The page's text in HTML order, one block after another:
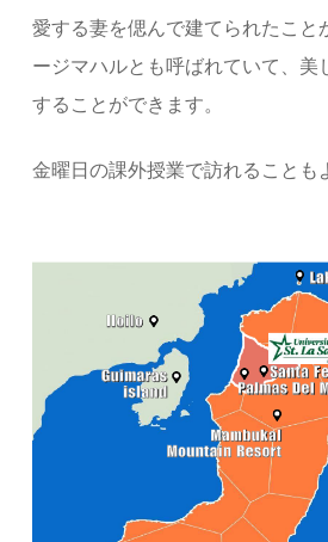
愛する妻を偲んで建てられたこと
ージマハルとも呼ばれていて、美
することができます。
金曜日の課外授業で訪れることも